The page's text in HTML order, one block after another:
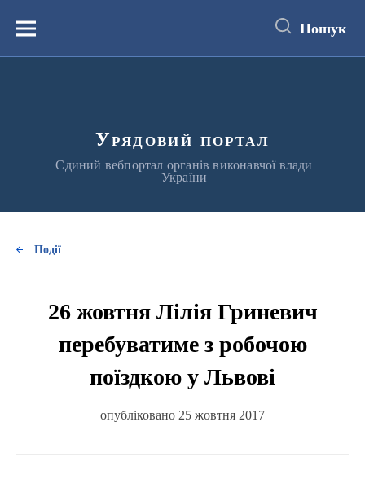
вмістуМеню Пошук
Урядовий портал
Єдиний вебпортал органів виконавчої влади
України
Події
26 жовтня Лілія Гриневич
перебуватиме з робочою
поїздкою у Львові
опубліковано 25 жовтня 2017